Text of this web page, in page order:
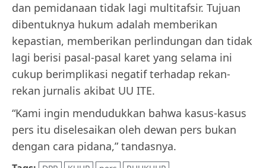
dan pemidanaan tidak lagi multitafsir. Tujuan
dibentuknya hukum adalah memberikan
kepastian, memberikan perlindungan dan tidak
lagi berisi pasal-pasal karet yang selama ini
cukup berimplikasi negatif terhadap rekan-
rekan jurnalis akibat UU ITE.
“Kami ingin mendudukkan bahwa kasus-kasus
pers itu diselesaikan oleh dewan pers bukan
dengan cara pidana,” tandasnya.